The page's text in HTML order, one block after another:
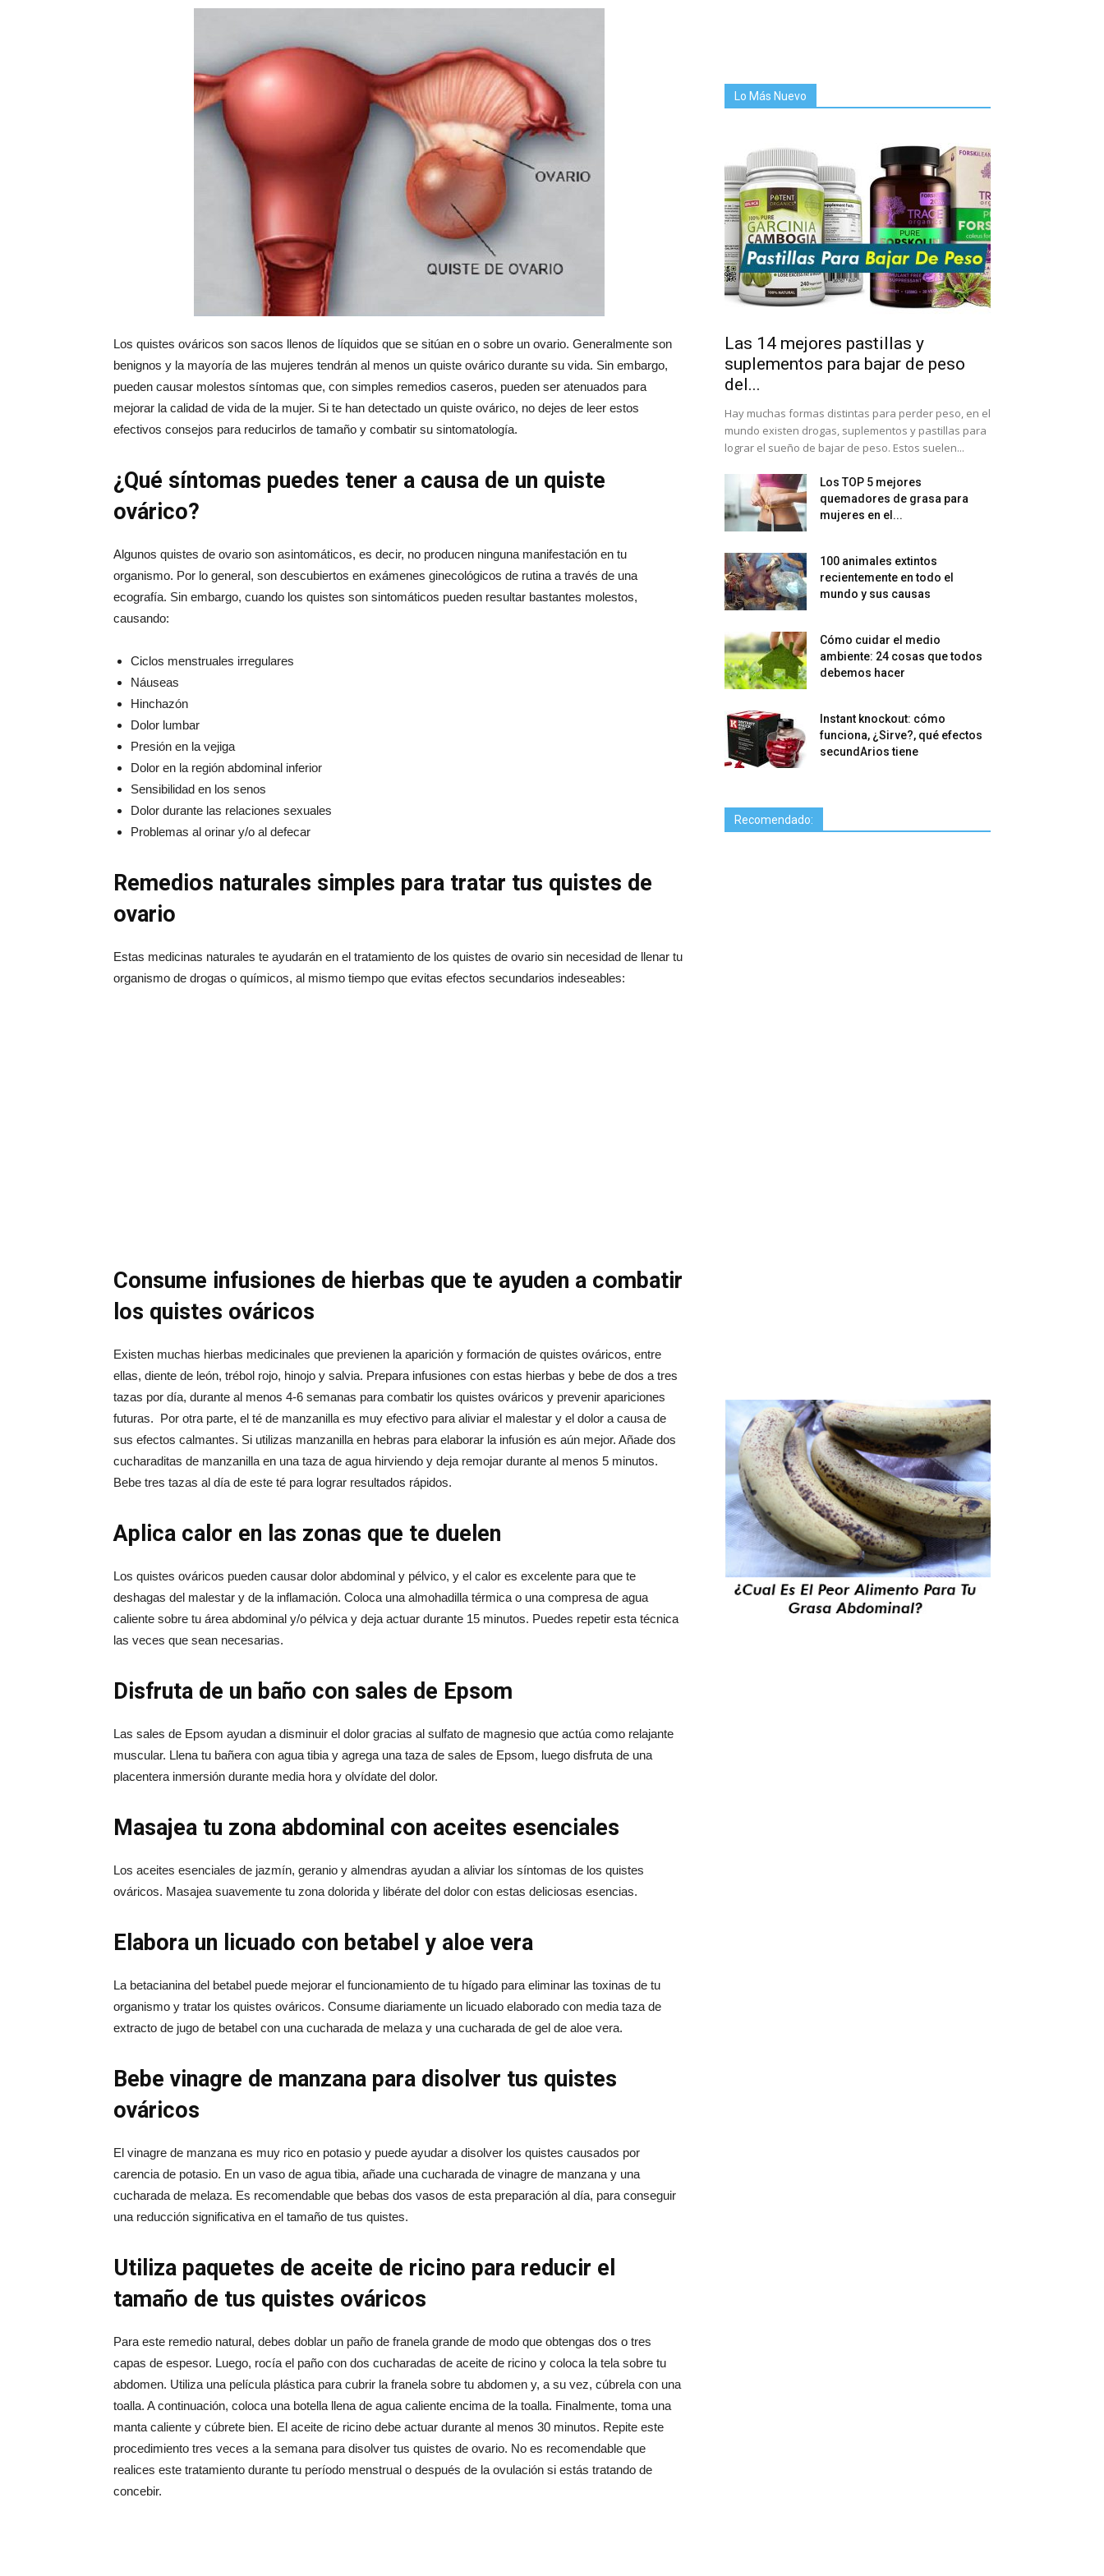
Los quistes ováricos son sacos llenos de líquidos que se sitúan en o sobre un ovario. Generalmente son
benignos y la mayoría de las mujeres tendrán al menos un quiste ovárico durante su vida. Sin embargo,
pueden causar molestos síntomas que, con simples remedios caseros, pueden ser atenuados para
mejorar la calidad de vida de la mujer. Si te han detectado un quiste ovárico, no dejes de leer estos
efectivos consejos para reducirlos de tamaño y combatir su sintomatología.
¿Qué síntomas puedes tener a causa de un quiste
ovárico?
Algunos quistes de ovario son asintomáticos, es decir, no producen ninguna manifestación en tu
organismo. Por lo general, son descubiertos en exámenes ginecológicos de rutina a través de una
ecografía. Sin embargo, cuando los quistes son sintomáticos pueden resultar bastantes molestos,
causando:
Ciclos menstruales irregulares
Náuseas
Hinchazón
Dolor lumbar
Presión en la vejiga
Dolor en la región abdominal inferior
Sensibilidad en los senos
Dolor durante las relaciones sexuales
Problemas al orinar y/o al defecar
Remedios naturales simples para tratar tus quistes de
ovario
Estas medicinas naturales te ayudarán en el tratamiento de los quistes de ovario sin necesidad de llenar tu
organismo de drogas o químicos, al mismo tiempo que evitas efectos secundarios indeseables:
Consume infusiones de hierbas que te ayuden a combatir
los quistes ováricos
Existen muchas hierbas medicinales que previenen la aparición y formación de quistes ováricos, entre
ellas, diente de león, trébol rojo, hinojo y salvia. Prepara infusiones con estas hierbas y bebe de dos a tres
tazas por día, durante al menos 4-6 semanas para combatir los quistes ováricos y prevenir apariciones
futuras. Por otra parte, el té de manzanilla es muy efectivo para aliviar el malestar y el dolor a causa de
sus efectos calmantes. Si utilizas manzanilla en hebras para elaborar la infusión es aún mejor. Añade dos
cucharaditas de manzanilla en una taza de agua hirviendo y deja remojar durante al menos 5 minutos.
Bebe tres tazas al día de este té para lograr resultados rápidos.
Aplica calor en las zonas que te duelen
Los quistes ováricos pueden causar dolor abdominal y pélvico, y el calor es excelente para que te
deshagas del malestar y de la inflamación. Coloca una almohadilla térmica o una compresa de agua
caliente sobre tu área abdominal y/o pélvica y deja actuar durante 15 minutos. Puedes repetir esta técnica
las veces que sean necesarias.
Disfruta de un baño con sales de Epsom
Las sales de Epsom ayudan a disminuir el dolor gracias al sulfato de magnesio que actúa como relajante
muscular. Llena tu bañera con agua tibia y agrega una taza de sales de Epsom, luego disfruta de una
placentera inmersión durante media hora y olvídate del dolor.
Masajea tu zona abdominal con aceites esenciales
Los aceites esenciales de jazmín, geranio y almendras ayudan a aliviar los síntomas de los quistes
ováricos. Masajea suavemente tu zona dolorida y libérate del dolor con estas deliciosas esencias.
Elabora un licuado con betabel y aloe vera
La betacianina del betabel puede mejorar el funcionamiento de tu hígado para eliminar las toxinas de tu
organismo y tratar los quistes ováricos. Consume diariamente un licuado elaborado con media taza de
extracto de jugo de betabel con una cucharada de melaza y una cucharada de gel de aloe vera.
Bebe vinagre de manzana para disolver tus quistes
ováricos
El vinagre de manzana es muy rico en potasio y puede ayudar a disolver los quistes causados por
carencia de potasio. En un vaso de agua tibia, añade una cucharada de vinagre de manzana y una
cucharada de melaza. Es recomendable que bebas dos vasos de esta preparación al día, para conseguir
una reducción significativa en el tamaño de tus quistes.
Utiliza paquetes de aceite de ricino para reducir el
tamaño de tus quistes ováricos
Para este remedio natural, debes doblar un paño de franela grande de modo que obtengas dos o tres
capas de espesor. Luego, rocía el paño con dos cucharadas de aceite de ricino y coloca la tela sobre tu
abdomen. Utiliza una película plástica para cubrir la franela sobre tu abdomen y, a su vez, cúbrela con una
toalla. A continuación, coloca una botella llena de agua caliente encima de la toalla. Finalmente, toma una
manta caliente y cúbrete bien. El aceite de ricino debe actuar durante al menos 30 minutos. Repite este
procedimiento tres veces a la semana para disolver tus quistes de ovario. No es recomendable que
realices este tratamiento durante tu período menstrual o después de la ovulación si estás tratando de
concebir.
Lo Más Nuevo
Las 14 mejores pastillas y
suplementos para bajar de peso
del...
Hay muchas formas distintas para perder peso, en el
mundo existen drogas, suplementos y pastillas para
lograr el sueño de bajar de peso. Estos suelen...
Los TOP 5 mejores
quemadores de grasa para
mujeres en el...
100 animales extintos
recientemente en todo el
mundo y sus causas
Cómo cuidar el medio
ambiente: 24 cosas que todos
debemos hacer
Instant knockout: cómo
funciona, ¿Sirve?, qué efectos
secundArios tiene
Recomendado: